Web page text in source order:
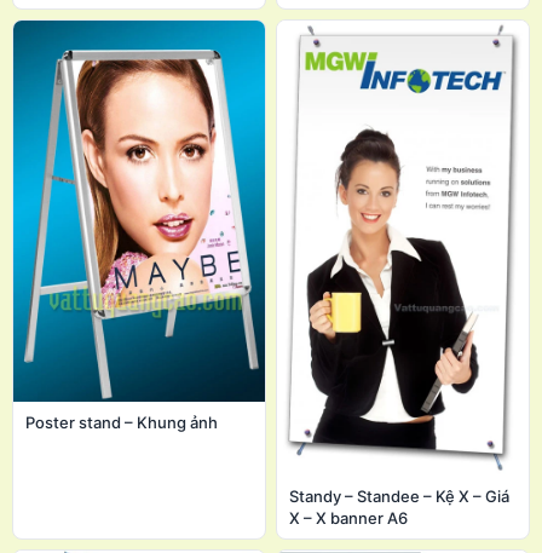
Poster stand – Khung ảnh
Standy – Standee – Kệ X – Giá
X – X banner A6